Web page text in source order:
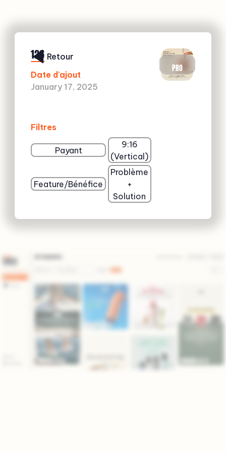
126
Date d'ajout
January 17, 2025
Filtres
Payant
9:16
(Vertical)
Feature/Bénéfice
Problème
+
Solution
PRO
Retour